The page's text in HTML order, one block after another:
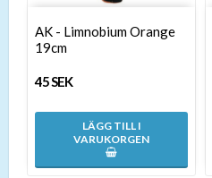
AK - Limnobium Orange
19cm
45 SEK
LÄGG TILL I
VARUKORGEN